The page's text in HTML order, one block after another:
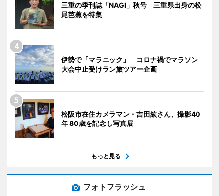
三重の季刊誌「NAGI」秋号 三重県出身の松
尾芭蕉を特集
伊勢で「マラニック」 コロナ禍でマラソン
大会中止受けラン旅ツアー企画
松阪市在住カメラマン・吉田紘さん、撮影40
年 80歳を記念し写真展
もっと見る
フォトフラッシュ